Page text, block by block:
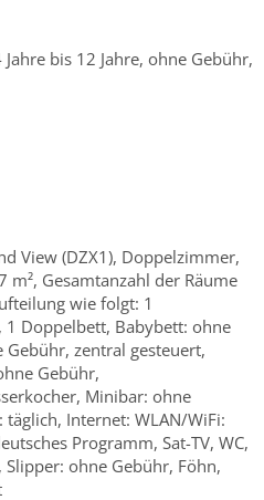
bis 12 Jahre, ohne Gebühr,
View (DZX1), Doppelzimmer,
Gesamtanzahl der Räume
wie folgt: 1
1 Doppelbett, Babybett: ohne
zentral gesteuert,
Gebühr,
Minibar: ohne
Internet: WLAN/WiFi:
Programm, Sat-TV, WC,
ohne Gebühr, Föhn,